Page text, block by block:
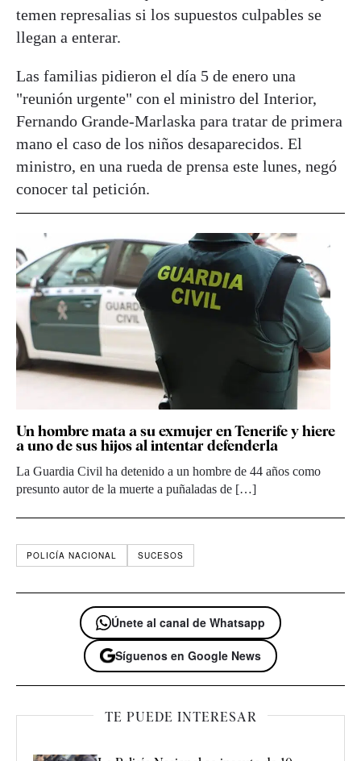
temen represalias si los supuestos culpables se
llegan a enterar.
Las familias pidieron el día 5 de enero una
"reunión urgente" con el ministro del Interior,
Fernando Grande-Marlaska para tratar de primera
mano el caso de los niños desaparecidos. El
ministro, en una rueda de prensa este lunes, negó
conocer tal petición.
Un hombre mata a su exmujer en Tenerife y hiere
a uno de sus hijos al intentar defenderla
La Guardia Civil ha detenido a un hombre de 44 años como
presunto autor de la muerte a puñaladas de […]
POLICÍA NACIONAL SUCESOS
Únete al canal de Whatsapp
Síguenos en Google News
TE PUEDE INTERESAR